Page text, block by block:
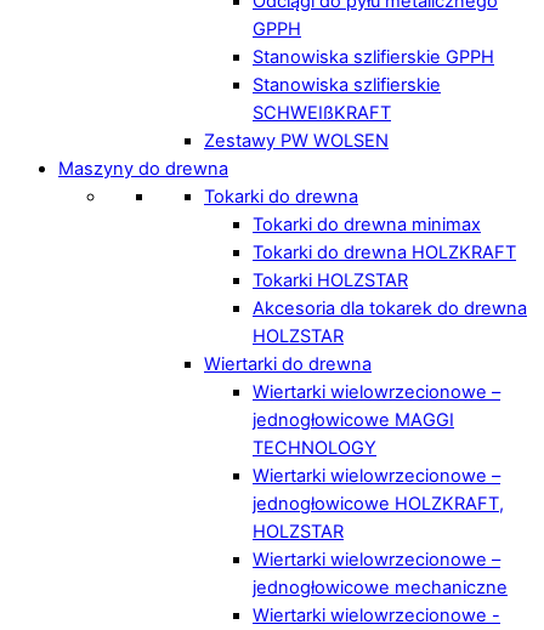
GPPH
Stanowiska szlifierskie GPPH
Stanowiska szlifierskie
SCHWEIßKRAFT
Zestawy PW WOLSEN
Maszyny do drewna
Tokarki do drewna
Tokarki do drewna minimax
Tokarki do drewna HOLZKRAFT
Tokarki HOLZSTAR
Akcesoria dla tokarek do drewna
HOLZSTAR
Wiertarki do drewna
Wiertarki wielowrzecionowe –
jednogłowicowe MAGGI
TECHNOLOGY
Wiertarki wielowrzecionowe –
jednogłowicowe HOLZKRAFT,
HOLZSTAR
Wiertarki wielowrzecionowe –
jednogłowicowe mechaniczne
Wiertarki wielowrzecionowe -